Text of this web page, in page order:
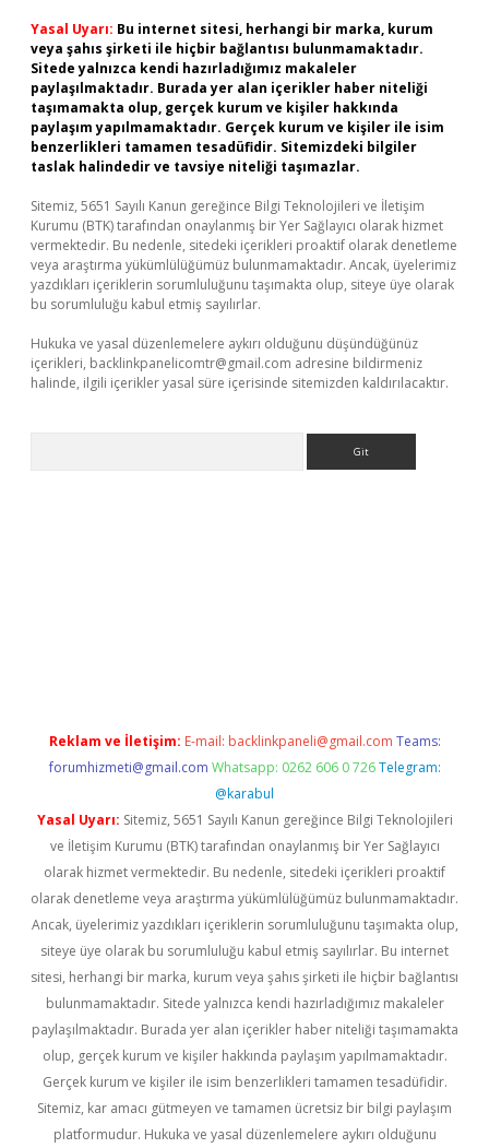
Yasal Uyarı: Bu internet sitesi, herhangi bir marka, kurum
veya şahıs şirketi ile hiçbir bağlantısı bulunmamaktadır.
Sitede yalnızca kendi hazırladığımız makaleler
paylaşılmaktadır. Burada yer alan içerikler haber niteliği
taşımamakta olup, gerçek kurum ve kişiler hakkında
paylaşım yapılmamaktadır. Gerçek kurum ve kişiler ile isim
benzerlikleri tamamen tesadüfidir. Sitemizdeki bilgiler
taslak halindedir ve tavsiye niteliği taşımazlar.
Sitemiz, 5651 Sayılı Kanun gereğince Bilgi Teknolojileri ve İletişim
Kurumu (BTK) tarafından onaylanmış bir Yer Sağlayıcı olarak hizmet
vermektedir. Bu nedenle, sitedeki içerikleri proaktif olarak denetleme
veya araştırma yükümlülüğümüz bulunmamaktadır. Ancak, üyelerimiz
yazdıkları içeriklerin sorumluluğunu taşımakta olup, siteye üye olarak
bu sorumluluğu kabul etmiş sayılırlar.
Hukuka ve yasal düzenlemelere aykırı olduğunu düşündüğünüz
içerikleri, backlinkpanelicomtr@gmail.com adresine bildirmeniz
halinde, ilgili içerikler yasal süre içerisinde sitemizden kaldırılacaktır.
Reklam ve İletişim: E-mail: backlinkpaneli@gmail.com Teams:
forumhizmeti@gmail.com Whatsapp: 0262 606 0 726 Telegram:
@karabul
Yasal Uyarı: Sitemiz, 5651 Sayılı Kanun gereğince Bilgi Teknolojileri
ve İletişim Kurumu (BTK) tarafından onaylanmış bir Yer Sağlayıcı
olarak hizmet vermektedir. Bu nedenle, sitedeki içerikleri proaktif
olarak denetleme veya araştırma yükümlülüğümüz bulunmamaktadır.
Ancak, üyelerimiz yazdıkları içeriklerin sorumluluğunu taşımakta olup,
siteye üye olarak bu sorumluluğu kabul etmiş sayılırlar. Bu internet
sitesi, herhangi bir marka, kurum veya şahıs şirketi ile hiçbir bağlantısı
bulunmamaktadır. Sitede yalnızca kendi hazırladığımız makaleler
paylaşılmaktadır. Burada yer alan içerikler haber niteliği taşımamakta
olup, gerçek kurum ve kişiler hakkında paylaşım yapılmamaktadır.
Gerçek kurum ve kişiler ile isim benzerlikleri tamamen tesadüfidir.
Sitemiz, kar amacı gütmeyen ve tamamen ücretsiz bir bilgi paylaşım
platformudur. Hukuka ve yasal düzenlemelere aykırı olduğunu